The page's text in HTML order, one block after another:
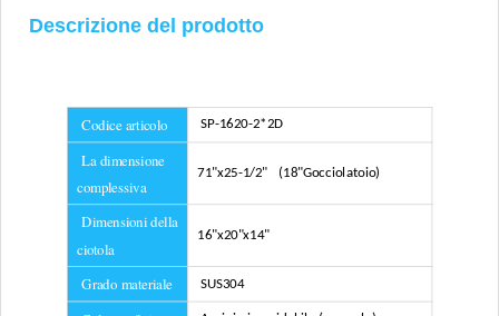
Descrizione del prodotto
Codice articolo SP-1620-2*2D
La dimensione
complessiva
71"x25-1/2" (18"Gocciolatoio)
Dimensioni della
ciotola
16"x20"x14"
Grado materiale SUS304